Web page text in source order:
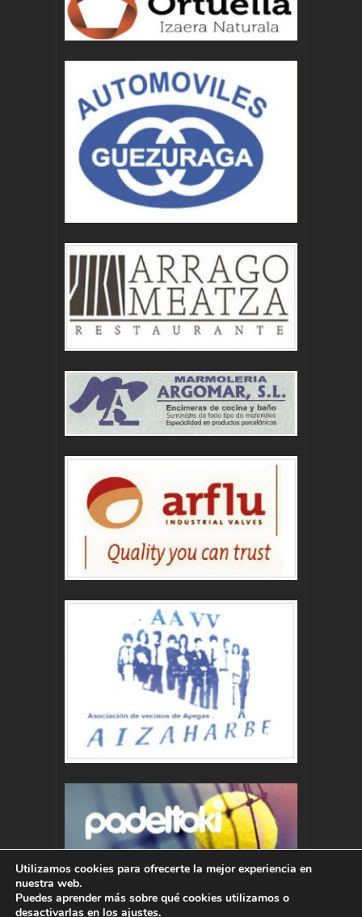
Utilizamos cookies para ofrecerte la mejor experiencia en
nuestra web.
Puedes aprender más sobre qué cookies utilizamos o
desactivarlas en los ajustes.